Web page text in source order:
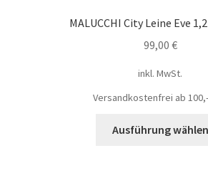
MALUCCHI City Leine Eve
99,00 €
inkl. MwSt.
Versandkostenfrei ab 100,-
Ausführung wählen